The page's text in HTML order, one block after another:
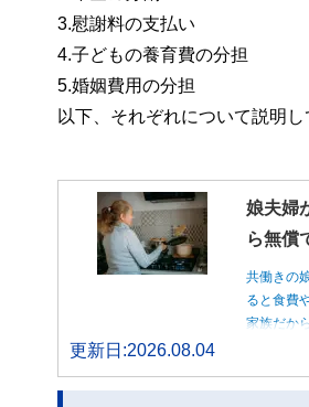
3.慰謝料の支払い
4.子どもの養育費の分担
5.婚姻費用の分担
以下、それぞれについて説明し
娘夫婦
ら無償
共働きの
ると食費
家族だか
更新日:2026.08.04